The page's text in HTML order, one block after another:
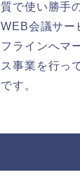
で使い勝手
会議サー
ラインへマ
事業を行っ
す。